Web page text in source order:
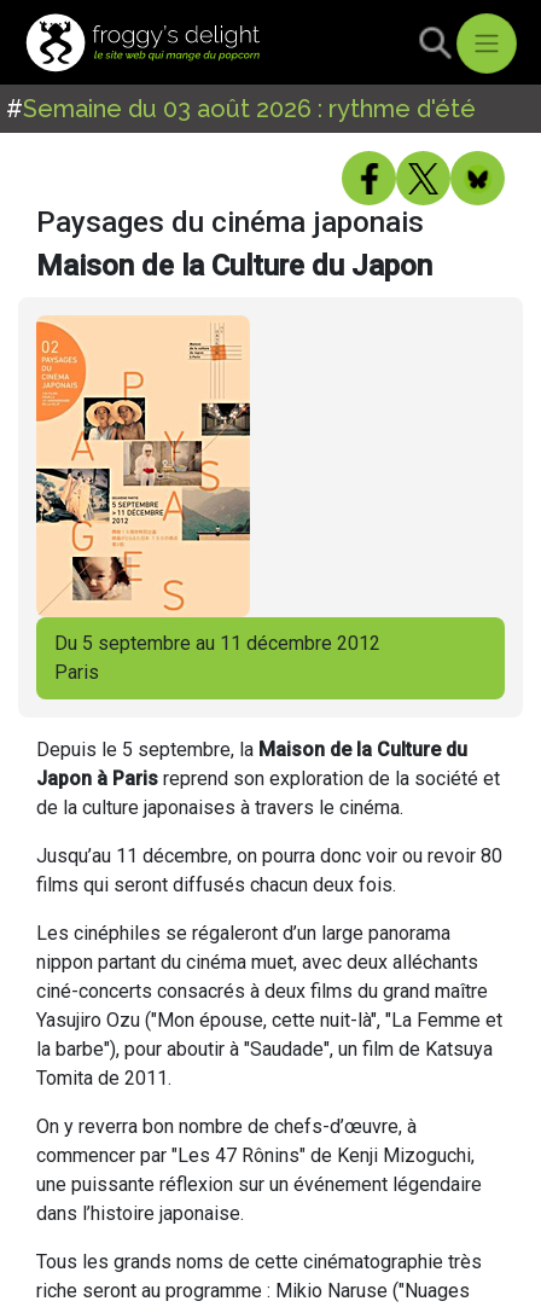
#Semaine du 03 août 2026 : rythme d'été
Paysages du cinéma japonais
Maison de la Culture du Japon
Du 5 septembre au 11 décembre 2012
Paris
Depuis le 5 septembre, la Maison de la Culture du
Japon à Paris reprend son exploration de la société et
de la culture japonaises à travers le cinéma.
Jusqu’au 11 décembre, on pourra donc voir ou revoir 80
films qui seront diffusés chacun deux fois.
Les cinéphiles se régaleront d’un large panorama
nippon partant du cinéma muet, avec deux alléchants
ciné-concerts consacrés à deux films du grand maître
Yasujiro Ozu ("Mon épouse, cette nuit-là", "La Femme et
la barbe"), pour aboutir à "Saudade", un film de Katsuya
Tomita de 2011.
On y reverra bon nombre de chefs-d’œuvre, à
commencer par "Les 47 Rônins" de Kenji Mizoguchi,
une puissante réflexion sur un événement légendaire
dans l’histoire japonaise.
Tous les grands noms de cette cinématographie très
riche seront au programme : Mikio Naruse ("Nuages